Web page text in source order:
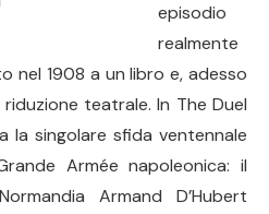
episodio
realmente
nel 1908 a un libro e, adesso
teatrale. In The Duel
la singolare sfida ventennale
Armée napoleonica: il
Armand D’Hubert